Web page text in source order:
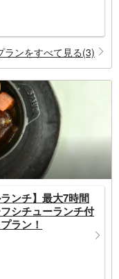
ランをすべて見る(3)
ンチ】最大7時間
シチューランチ付
ラン！